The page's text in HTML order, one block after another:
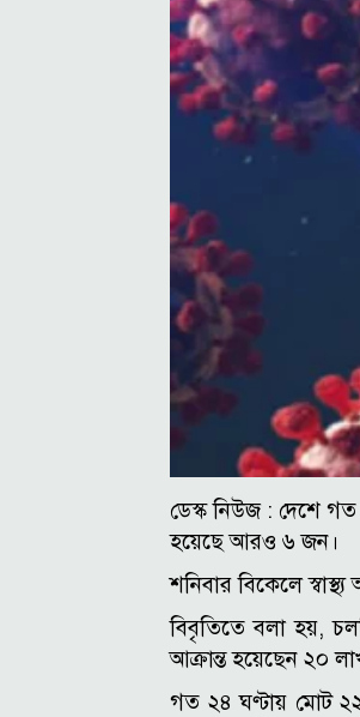
ডেস্ক নিউজ : দেশে গত
হয়েছে আরও ৬ জন।
শনিবার বিকেলে
বিবৃতিতে বলা হয়,
আক্রান্ত হয়েছেন ২০
গত ২৪ ঘণ্টায় মোট